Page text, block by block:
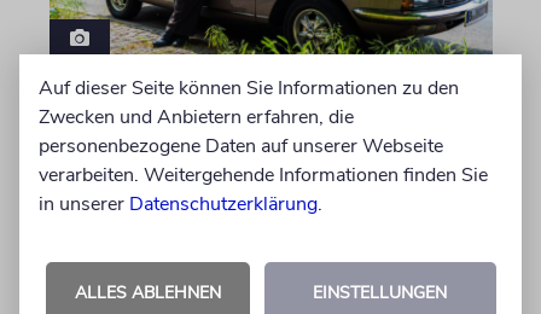
PORTRÄT
Stil auf Rädern
Der Swing-Musiker Andrej Hermlin sammelt
Oldtimer – und fährt sie, statt sie nur in der
von Imanuel Marcus
Auf dieser Seite können Sie Informationen zu den
Zwecken und Anbietern erfahren, die
personenbezogene Daten auf unserer Webseite
verarbeiten. Weitergehende Informationen finden Sie
in unserer Datenschutzerklärung.
ALLES ABLEHNEN EINSTELLUNGEN